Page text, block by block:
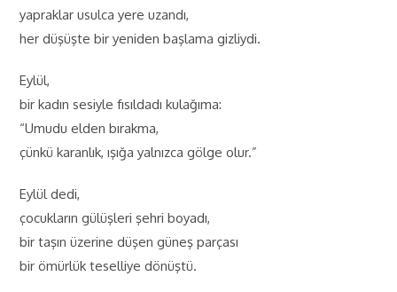
yapraklar usulca yere uzandı,
her düşüşte bir yeniden başlama gizliydi.
Eylül,
bir kadın sesiyle fısıldadı kulağıma:
“Umudu elden bırakma,
çünkü karanlık, ışığa yalnızca gölge olur.”
Eylül dedi,
çocukların gülüşleri şehri boyadı,
bir taşın üzerine düşen güneş parçası
bir ömürlük teselliye dönüştü.